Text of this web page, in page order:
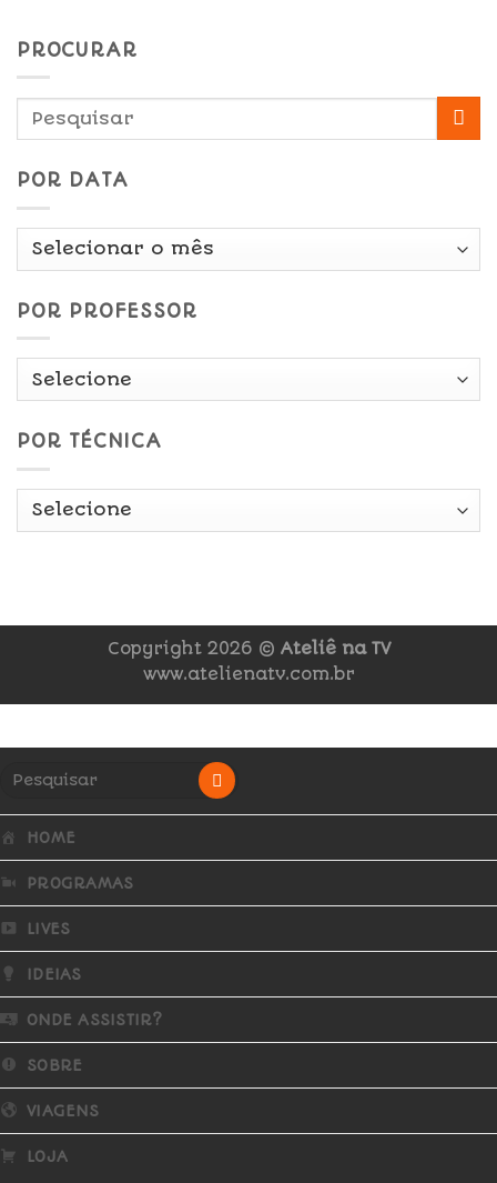
PROCURAR
POR DATA
Por
POR PROFESSOR
POR TÉCNICA
Copyright 2026 © Ateliê na TV
www.atelienatv.com.br
HOME
PROGRAMAS
LIVES
IDEIAS
ONDE ASSISTIR?
SOBRE
VIAGENS
LOJA